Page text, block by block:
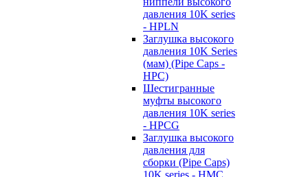
давления 10K series
- HPLN
Заглушка высокого
давления 10K Series
(мам) (Pipe Caps -
HPC)
Шестигранные
муфты высокого
давления 10K series
- HPCG
Заглушка высокого
давления для
сборки (Pipe Caps)
10K series - HMC